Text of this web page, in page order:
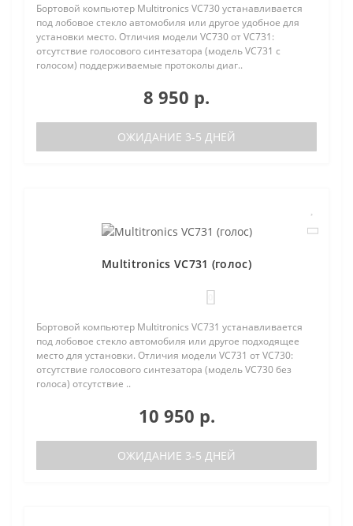
Бортовой компьютер Multitronics VC730 устанавливается
под лобовое стекло автомобиля или другое удобное для
установки место. Отличия модели VC730 от VC731:
отсутствие голосового синтезатора (модель VC731 с
голосом) поддерживаемые протоколы диаг..
8 950 р.
ОЖИДАНИЕ 3-5 ДНЕЙ
Multitronics VC731 (голос)
Бортовой компьютер Multitronics VC731 устанавливается
под лобовое стекло автомобиля или другое подходящее
место для установки. Отличия модели VC731 от VC730:
отсутствие голосового синтезатора (модель VC730 без
голоса) отсутствие ..
10 950 р.
ОЖИДАНИЕ 3-5 ДНЕЙ